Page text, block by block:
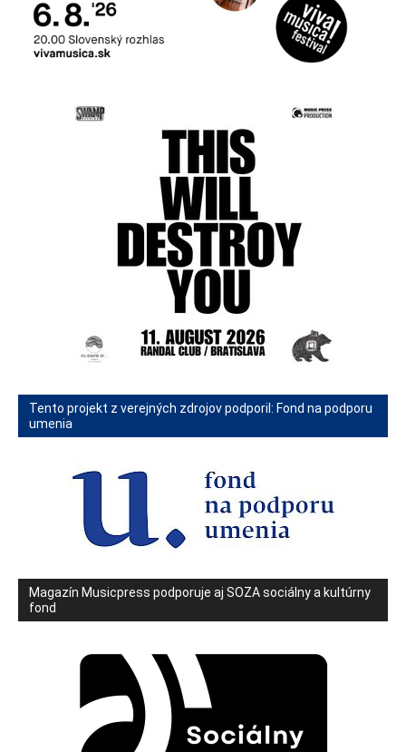
Tento projekt z verejných zdrojov podporil: Fond na podporu
umenia
Magazín Musicpress podporuje aj SOZA sociálny a kultúrny
fond